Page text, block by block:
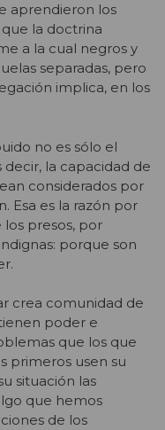
aprendieron los
la doctrina
a la cual negros y
separadas, pero
implica, en los
no es sólo el
la capacidad de
considerados por
Esa es la razón por
los presos, por
porque son
crea comunidad de
poder e
que los que
primeros usen su
situación las
que hemos
de los